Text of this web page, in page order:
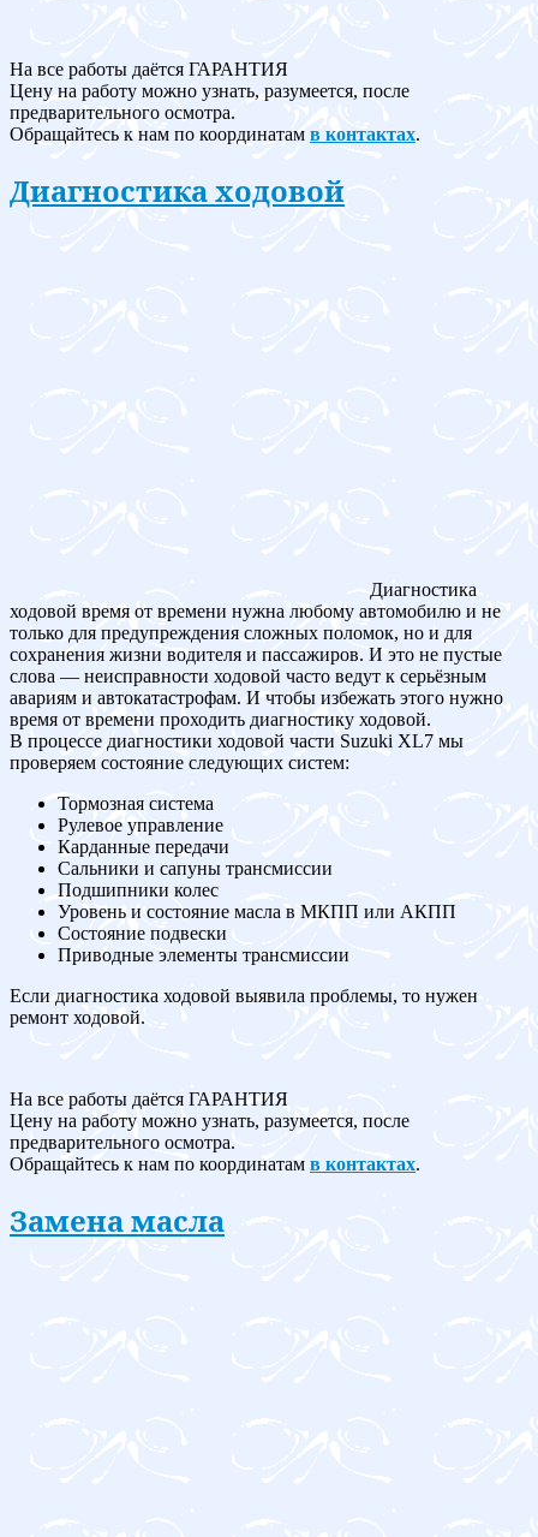
На все работы даётся ГАРАНТИЯ
Цену на работу можно узнать, разумеется, после
предварительного осмотра.
Обращайтесь к нам по координатам в контактах.
Диагностика ходовой
Диагностика
ходовой время от времени нужна любому автомобилю и не
только для предупреждения сложных поломок, но и для
сохранения жизни водителя и пассажиров. И это не пустые
слова — неисправности ходовой часто ведут к серьёзным
авариям и автокатастрофам. И чтобы избежать этого нужно
время от времени проходить диагностику ходовой.
В процессе диагностики ходовой части Suzuki XL7 мы
проверяем состояние следующих систем:
Тормозная система
Рулевое управление
Карданные передачи
Сальники и сапуны трансмиссии
Подшипники колес
Уровень и состояние масла в МКПП или АКПП
Состояние подвески
Приводные элементы трансмиссии
Если диагностика ходовой выявила проблемы, то нужен
ремонт ходовой.
На все работы даётся ГАРАНТИЯ
Цену на работу можно узнать, разумеется, после
предварительного осмотра.
Обращайтесь к нам по координатам в контактах.
Замена масла